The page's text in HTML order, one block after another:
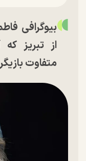
بیوگرافی
از تبریز که
متفاوت